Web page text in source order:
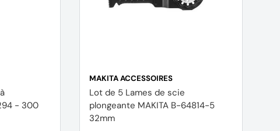
- 300
MAKITA ACCESSOIRES
Lot de 5 Lames de scie
plongeante MAKITA B-64814-5
32mm